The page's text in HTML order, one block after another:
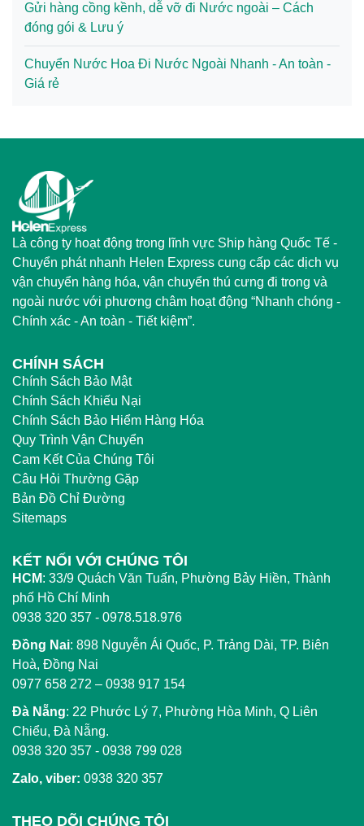
Gửi hàng cồng kềnh, dễ vỡ đi Nước ngoài – Cách
đóng gói & Lưu ý
Chuyển Nước Hoa Đi Nước Ngoài Nhanh - An toàn -
Giá rẻ
Là công ty hoạt động trong lĩnh vực Ship hàng Quốc Tế -
Chuyển phát nhanh Helen Express cung cấp các dịch vụ
vận chuyển hàng hóa, vận chuyển thú cưng đi trong và
ngoài nước với phương châm hoạt động “Nhanh chóng -
Chính xác - An toàn - Tiết kiệm”.
CHÍNH SÁCH
Chính Sách Bảo Mật
Chính Sách Khiếu Nại
Chính Sách Bảo Hiểm Hàng Hóa
Quy Trình Vận Chuyển
Cam Kết Của Chúng Tôi
Câu Hỏi Thường Gặp
Bản Đồ Chỉ Đường
Sitemaps
KẾT NỐI VỚI CHÚNG TÔI
HCM: 33/9 Quách Văn Tuấn, Phường Bảy Hiền, Thành
phố Hồ Chí Minh
0938 320 357 - 0978.518.976
Đồng Nai: 898 Nguyễn Ái Quốc, P. Trảng Dài, TP. Biên
Hoà, Đồng Nai
0977 658 272 – 0938 917 154
Đà Nẵng: 22 Phước Lý 7, Phường Hòa Minh, Q Liên
Chiểu, Đà Nẵng.
0938 320 357 - 0938 799 028
Zalo, viber: 0938 320 357
THEO DÕI CHÚNG TÔI